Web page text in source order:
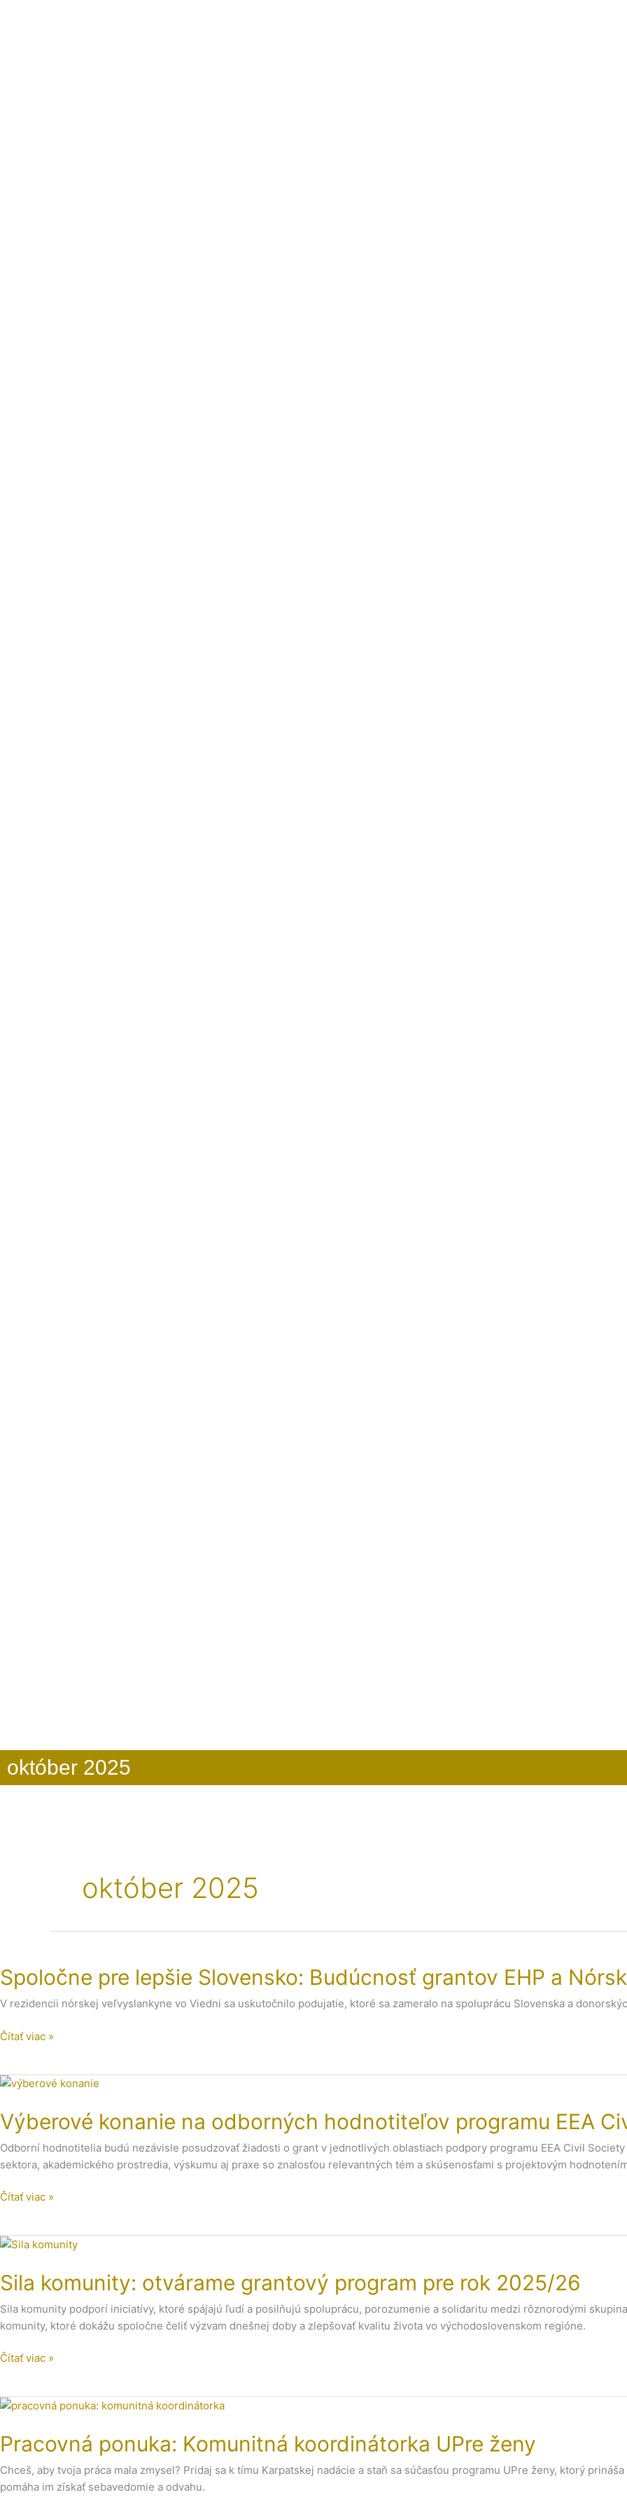
október 2025
október 2025
Spoločne pre lepšie Slovensko: Budúcnosť grantov EHP a
V rezidencii nórskej veľvyslankyne vo Viedni sa uskutočnilo podujatie, ktoré sa zameralo na spoluprácu Slovenska a
lepšie
Slovensko:
Budúcnosť
EHP
Nórska
Čítať viac »
Výberové konanie na odborných hodnotiteľov programu EEA
Odborní hodnotitelia budú nezávisle posudzovať žiadosti o grant v jednotlivých oblastiach podpory programu EEA Civil
sektora, akademického prostredia, výskumu aj praxe so znalosťou relevantných tém a skúsenosťami s projektovým
Výberové
na
odborných
hodnotiteľov
programu
Civil
Fund
Slovakia
Čítať viac »
Sila komunity: otvárame grantový program pre rok 2025/26
Sila komunity podporí iniciatívy, ktoré spájajú ľudí a posilňujú spoluprácu, porozumenie a solidaritu medzi rôznorodými
komunity, ktoré dokážu spoločne čeliť výzvam dnešnej doby a zlepšovať kvalitu života vo východoslovenskom regióne.
Sila
otvárame
grantový
program
pre
2025/26
Čítať viac »
Pracovná ponuka: Komunitná koordinátorka UPre ženy
Chceš, aby tvoja práca mala zmysel? Pridaj sa k tímu Karpatskej nadácie a staň sa súčasťou programu UPre ženy, ktorý
pomáha im získať sebavedomie a odvahu.
Pracovná
Komunitná
koordinátorka
UPre
ženy